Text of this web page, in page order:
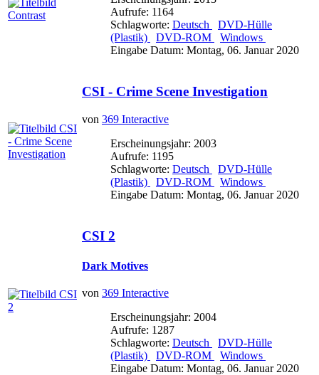
Aufrufe: 1164
Schlagworte: Deutsch
DVD-Hülle
(Plastik)
DVD-ROM
Windows
Eingabe Datum: Montag, 06. Januar 2020
CSI - Crime Scene Investigation
von 369 Interactive
Erscheinungsjahr: 2003
Aufrufe: 1195
Schlagworte: Deutsch
DVD-Hülle
(Plastik)
DVD-ROM
Windows
Eingabe Datum: Montag, 06. Januar 2020
CSI 2
Dark Motives
von 369 Interactive
Erscheinungsjahr: 2004
Aufrufe: 1287
Schlagworte: Deutsch
DVD-Hülle
(Plastik)
DVD-ROM
Windows
Eingabe Datum: Montag, 06. Januar 2020